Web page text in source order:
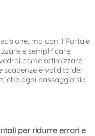
ma con il Portale
e semplificare
come ottimizzare
e validità dei
che ogni passaggio sia
per ridurre errori e